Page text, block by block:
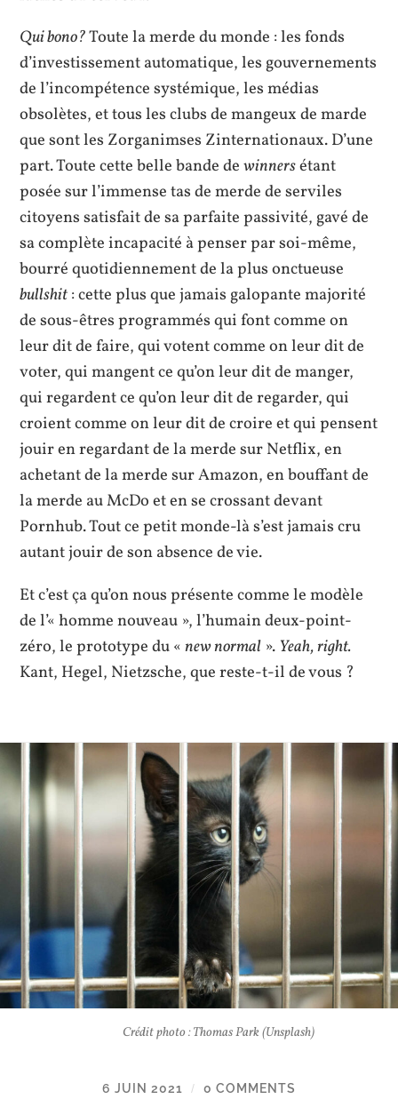
Qui bono?Toute la merde du monde : les fonds
d’investissement automatique, les gouvernements
de l’incompétence systémique, les médias
obsolètes, et tous les clubs de mangeux de marde
que sont les Zorganimses Zinternationaux. D’une
part. Toute cette belle bande dewinnersétant
posée sur l’immense tas de merde de serviles
citoyens satisfait de sa parfaite passivité, gavé de
sa complète incapacité à penser par soi-même,
bourré quotidiennement de la plus onctueuse
bullshit: cette plus que jamais galopante majorité
de sous-êtres programmés qui font comme on
leur dit de faire, qui votent comme on leur dit de
voter, qui mangent ce qu’on leur dit de manger,
qui regardent ce qu’on leur dit de regarder, qui
croient comme on leur dit de croire et qui pensent
jouir en regardant de la merde sur Netflix, en
achetant de la merde sur Amazon, en bouffant de
la merde au McDo et en se crossant devant
Pornhub. Tout ce petit monde-là s’est jamais cru
autant jouir de son absence de vie.
Et c’est ça qu’on nous présente comme le modèle
de l’« homme nouveau », l’humain deux-point-
zéro, le prototype du «new normal ». Yeah, right.
Kant, Hegel, Nietzsche, que reste-t-il de vous ?
Crédit photo : Thomas Park (Unsplash)
6 JUIN 2021 / 0 COMMENTS